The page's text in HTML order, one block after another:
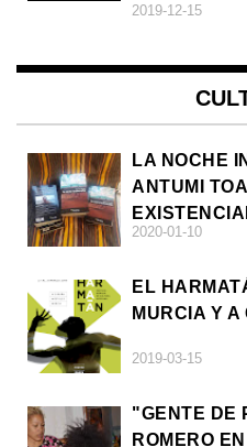
2019-12-15
LA NOCHE
ANTUMI
2020-01-10
EL
MURCIA Y A
2019-03-15
"GENTE DE
ROMERO